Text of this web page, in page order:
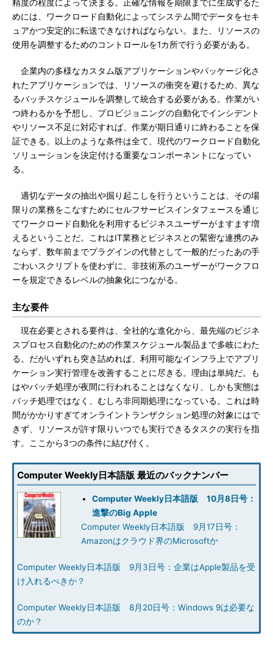
精度の程度によって決まる。正確な情報を期限までに生成するた
めには、ワークロード自動化によってシステム間でデータをセキ
ュアかつ安定的に転送できなければならない。また、リソースの
使用を調整するためのコントロールを1カ所で行う必要がある。
企業内の多様なカスタム版アプリケーションやパッケージ化さ
れたアプリケーションでは、リソースの衝突を避けるため、異な
るバッチスケジュールを調整して統合する必要がある。作業がい
つ終わるかを予想し、プロビジョニングの自動化でインシデント
やリソース不足に対応すれば、作業が期日通りに終わることを保
証できる。以上のような条件は全て、現代のワークロード自動化
ソリューションを決定付ける重要なコンポーネントになってい
る。
適切なデータの抽出や掘り起こしを行うということは、その場
限りの業務をこなすためにセルフサービスインタフェースを通じ
てワークロード自動化を利用するビジネスユーザーがますます増
えるということだ。これはIT業務とビジネスとの緊密な連携のみ
ならず、数年前までプラグインの代替として一般的だったあの手
ごわいスクリプトを使わずに、非技術系のユーザーがワークフロ
ーを規定できるレベルの抽象化につながる。
主な要件
現在必要とされる要件は、全社的な進化から、最先端のビジネ
スプロセス自動化のための作業スケジュール製品まで多岐にわた
る。だがいずれも突き詰めれば、利用可能なインフラ上でアプリ
ケーション実行管理を改善することに尽きる。理由は単純だ。も
はやバッチ処理が夜間に行われることはなくなり、しかも実態は
バッチ処理ではなく、むしろ非同期処理になっている。これは時
間がかかりすぎてオンライントランザクション処理の対象にはで
きず、リソースが許す限りいつでも実行できるタスクの実行を指
す。ここから3つの条件に結び付く。
Computer Weekly日本語版 最近のバックナンバー
Computer Weekly日本語版 10月8日号：
進撃のBig Apple
Computer Weekly日本語版 9月17日号：
Amazonはクラウド界のMicrosoftか
Computer Weekly日本語版 9月3日号：企業はApple製品を受
け入れるべきか？
Computer Weekly日本語版 8月20日号：Windows 9は必要な
のか？